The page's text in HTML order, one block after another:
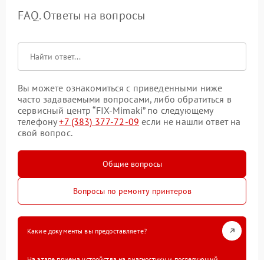
FAQ. Ответы на вопросы
Вы можете ознакомиться с приведенными ниже
часто задаваемыми вопросами, либо обратиться в
сервисный центр “FIX-Mimaki” по следующему
телефону+7 (383) 377-72-09 если не нашли ответ на
свой вопрос.
Общие вопросы
Вопросы по ремонту принтеров
Какие документы вы предоставляете?